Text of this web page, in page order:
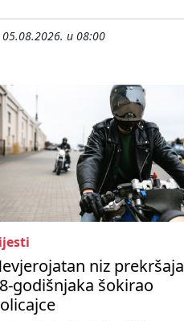
05.08.2026. u 08:00
niz prekršaja
godišnjaka šokirao